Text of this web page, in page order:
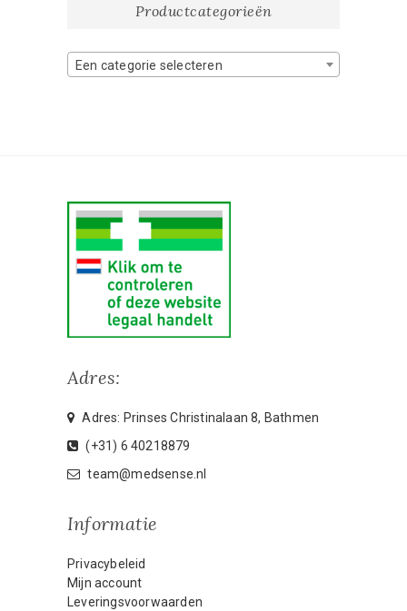
Productcategorieën
Een categorie selecteren
Adres:
Adres: Prinses Christinalaan 8, Bathmen
(+31) 6 40218879
team@medsense.nl
Informatie
Privacybeleid
Mijn account
Leveringsvoorwaarden